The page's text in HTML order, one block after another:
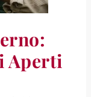
Aperti